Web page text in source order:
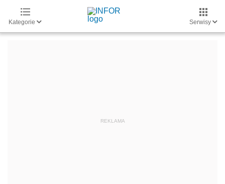
Kategorie Serwisy